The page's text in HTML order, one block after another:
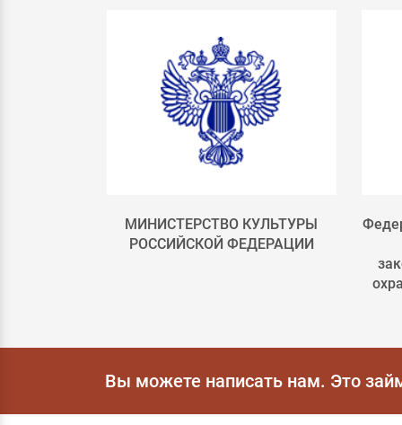
МИНИСТЕРСТВО КУЛЬТУРЫ
РОССИЙСКОЙ ФЕДЕРАЦИИ
Вы можете написать нам. Это